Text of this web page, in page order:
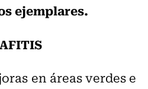
ejemplares.
en áreas verdes e